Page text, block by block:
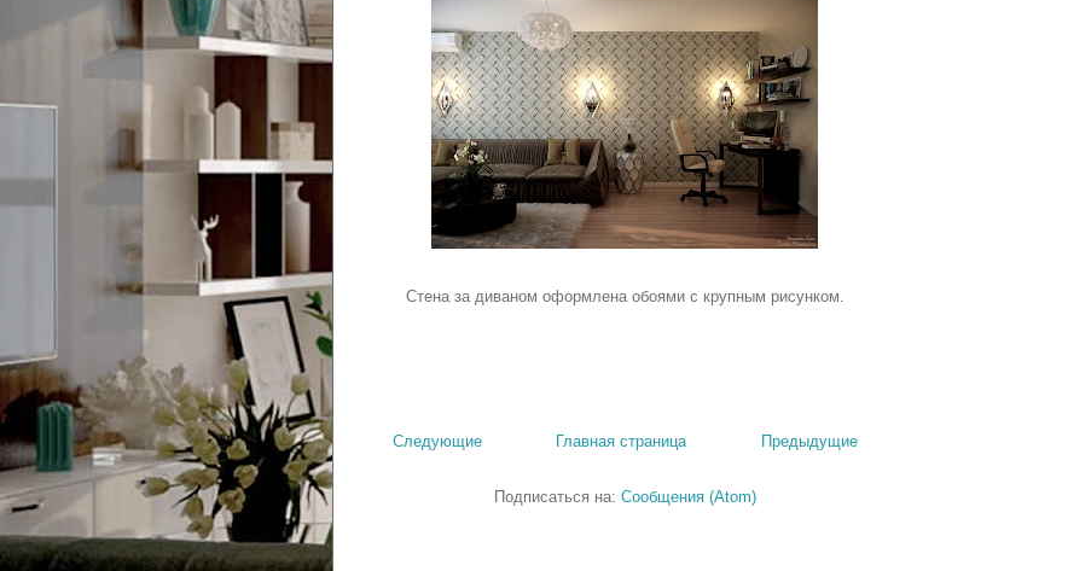
Стена за диваном оформлена обоями с крупным рисунком.
Следующие Предыдущие
Главная страница
Подписаться на: Сообщения (Atom)